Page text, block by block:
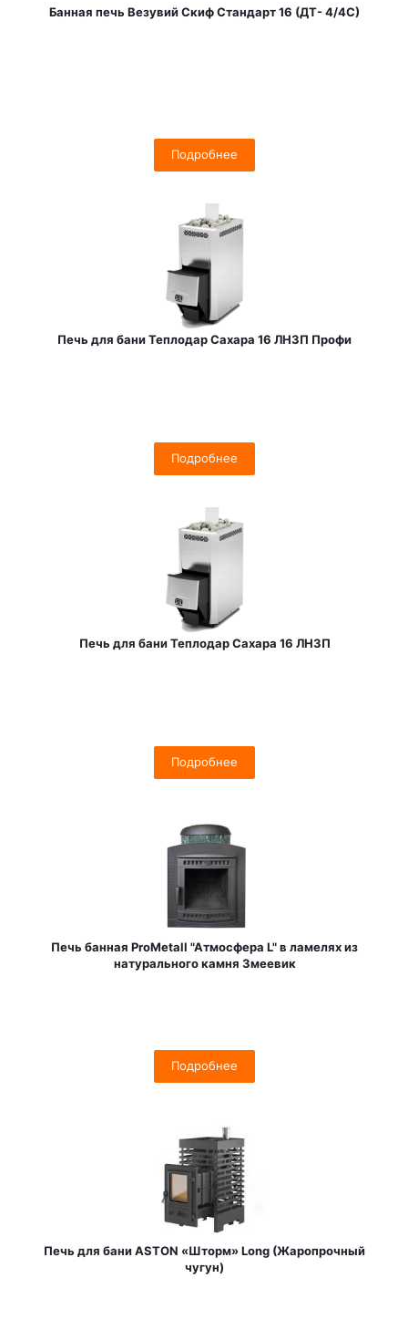
Банная печь Везувий Скиф Стандарт 16 (ДТ- 4/4С)
Подробнее
Печь для бани Теплодар Сахара 16 ЛНЗП Профи
Подробнее
Печь для бани Теплодар Сахара 16 ЛНЗП
Подробнее
Печь банная ProMetall "Атмосфера L" в ламелях из
натурального камня Змеевик
Подробнее
Печь для бани ASTON «Шторм» Long (Жаропрочный
чугун)